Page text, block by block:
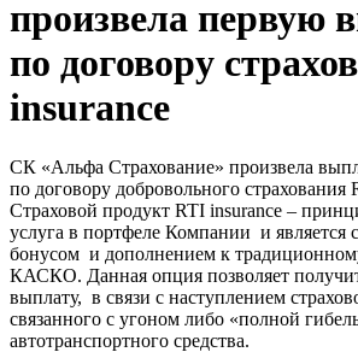
произвела первую
по договору
insurance
СК «Альфа Страхование» произвела
по договору добровольного страхования
Страховой продукт RTI insurance –
услуга в портфеле Компании и является
бонусом и дополнением к
КАСКО. Данная опция позволяет
выплату, в связи с наступлением
связанного с угоном либо «полной
автотранспортного средства.